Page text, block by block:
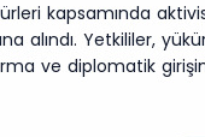
kapsamında
alındı. Yetkililer,
ve diplomatik